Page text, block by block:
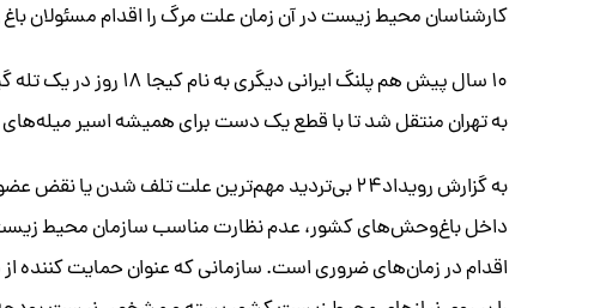
کارشناسان محیط زیست در آن زمان علت مرگ را اقدام مسئولان
به تهران منتقل شد تا با قطع یک دست برای همیشه اسیر میله‌های
به گزارش رویداد۲۴ بی‌تردید مهم‌ترین علت تلف شدن
داخل باغ‌وحش‌های کشور، عدم نظارت مناسب سازمان محیط
اقدام در زمان‌های ضروری است. سازمانی که عنوان حمایت